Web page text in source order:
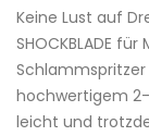
Keine Lust auf
SHOCKBLADE
Schlammspritzer
hochwertigem
leicht und